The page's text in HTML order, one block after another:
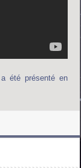
été présenté en